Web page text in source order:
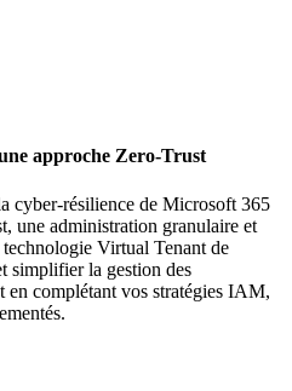
approche Zero-Trust
cyber-résilience de Microsoft 365
une administration granulaire et
Virtual Tenant de
simplifier la gestion des
en complétant vos stratégies IAM,